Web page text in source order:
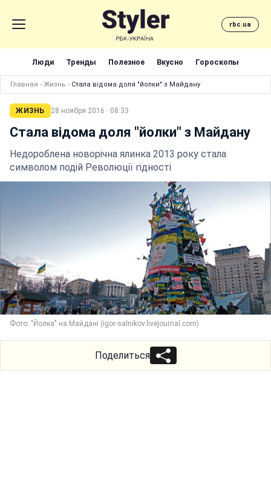
rbc.ua
Люди Тренды Полезное Вкусно Гороскопы
Главная › Жизнь › Стала відома доля "йолки" з Майдану
ЖИЗНЬ 28 ноября 2016 · 08:33
Стала відома доля "йолки" з Майдану
Недороблена новорічна ялинка 2013 року стала
символом подій Революції гідності
Фото: "Йолка" на Майдані (igor-salnikov.livejournal.com)
Поделиться